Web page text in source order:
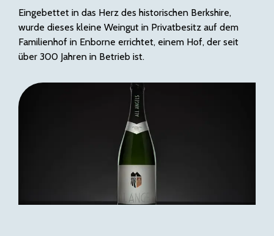
Eingebettet in das Herz des historischen Berkshire,
wurde dieses kleine Weingut in Privatbesitz auf dem
Familienhof in Enborne errichtet, einem Hof, der seit
über 300 Jahren in Betrieb ist.